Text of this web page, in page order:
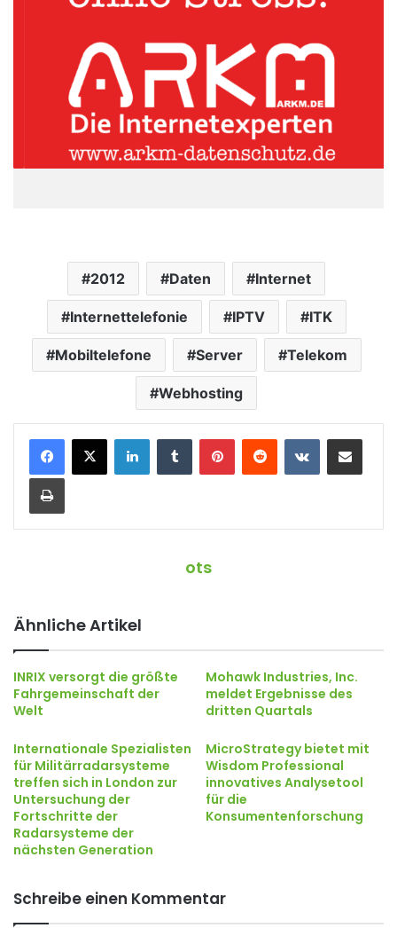
2012 Daten Internet
Internettelefonie IPTV ITK
Mobiltelefone Server Telekom
Webhosting
ots
Ähnliche Artikel
INRIX versorgt die größte
Fahrgemeinschaft der
Welt
Mohawk Industries, Inc.
meldet Ergebnisse des
dritten Quartals
Internationale Spezialisten
für Militärradarsysteme
treffen sich in London zur
Untersuchung der
Fortschritte der
Radarsysteme der
nächsten Generation
MicroStrategy bietet mit
Wisdom Professional
innovatives Analysetool
für die
Konsumentenforschung
Schreibe einen Kommentar